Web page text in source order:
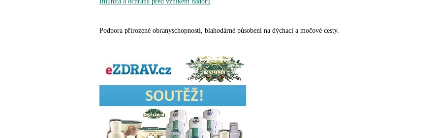
Podpora přirozené obranyschopnosti, blahodárné působení na dýchací a močové cesty.